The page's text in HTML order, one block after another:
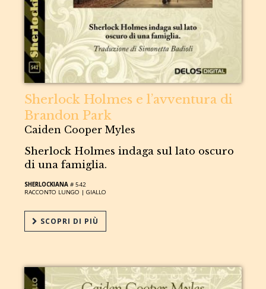
Sherlock Holmes e l’avventura di
Brandon Park
Caiden Cooper Myles
Sherlock Holmes indaga sul lato oscuro
di una famiglia.
SHERLOCKIANA # 542
RACCONTO LUNGO |GIALLO
SCOPRI DI PIÙ